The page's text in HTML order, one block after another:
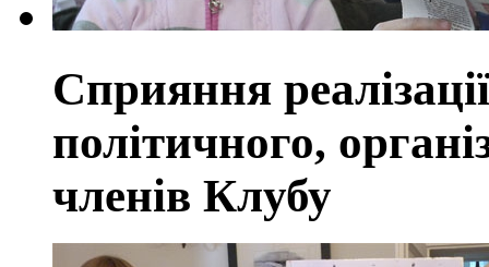
Сприяння
політичного,
членів Клубу